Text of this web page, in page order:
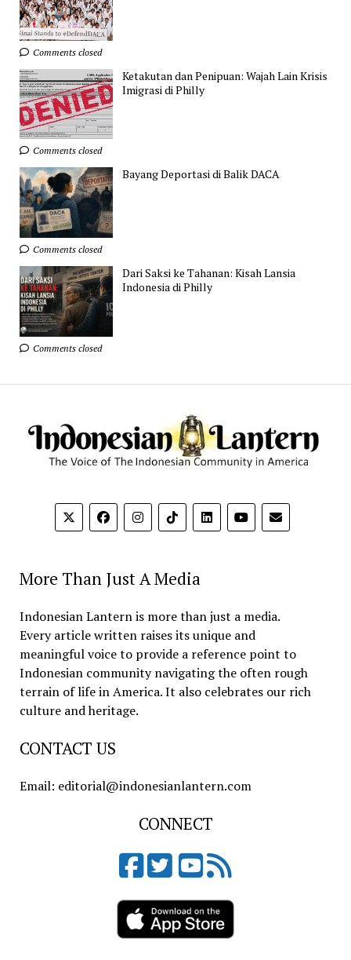
Comments closed
Ketakutan dan Penipuan: Wajah Lain Krisis
Imigrasi di Philly
Comments closed
Bayang Deportasi di Balik DACA
Comments closed
Dari Saksi ke Tahanan: Kisah Lansia
Indonesia di Philly
Comments closed
More Than Just A Media
Indonesian Lantern is more than just a media.
Every article written raises its unique and
meaningful voice to provide a reference point to
Indonesian community navigating the often rough
terrain of life in America. It also celebrates our rich
culture and heritage.
CONTACT US
Email: editorial@indonesianlantern.com
CONNECT